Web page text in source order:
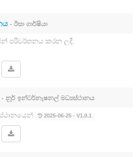
- ඊසා ගාර්ෂියා
පරිවර්තනය කරන ලදී.
- නූර් ඉන්ටර්නැෂනල් මධ්‍යස්ථානය
2025-06-25 - V1.0.1